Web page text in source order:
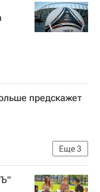
предскажет
Еще3